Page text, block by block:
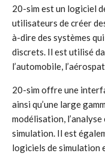
20-sim est un logiciel
utilisateurs de créer
à-dire des systèmes
discrets. Il est utilisé
l’automobile,
20-sim offre une
ainsi qu’une large
modélisation,
simulation. Il est
logiciels de simulation